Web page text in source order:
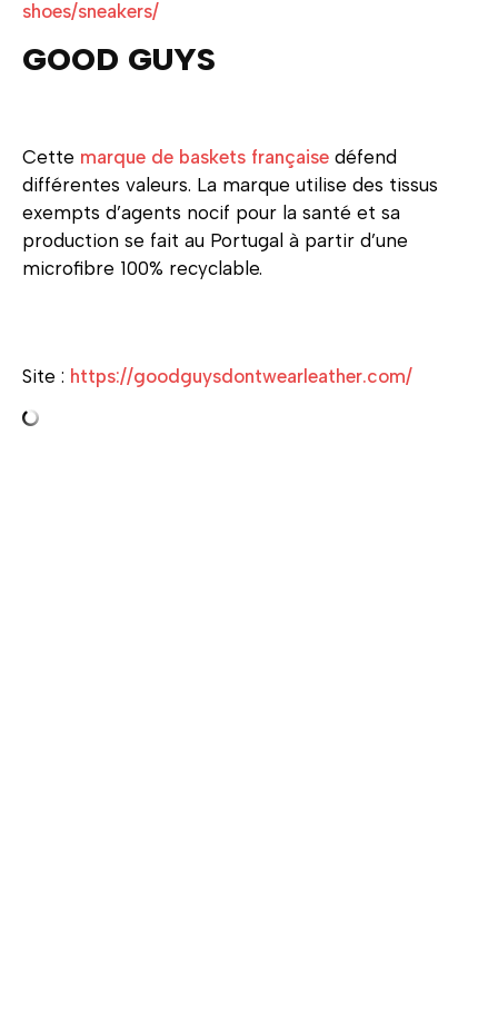
shoes/sneakers/
GOOD GUYS
Cette marque de baskets française défend
différentes valeurs. La marque utilise des tissus
exempts d’agents nocif pour la santé et sa
production se fait au Portugal à partir d’une
microfibre 100% recyclable.
Site : https://goodguysdontwearleather.com/